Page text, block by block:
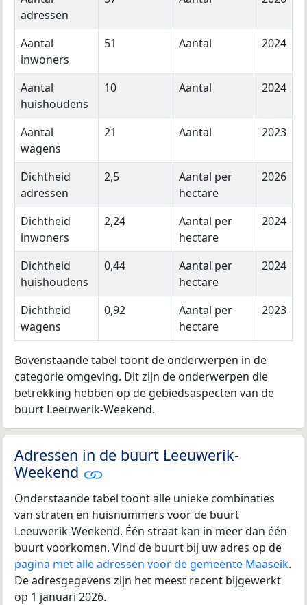
adressen
Aantal
inwoners
51 Aantal 2024
Aantal
huishoudens
10 Aantal 2024
Aantal
wagens
21 Aantal 2023
Dichtheid
adressen
2,5
Aantal per
hectare
2026
Dichtheid
inwoners
2,24
Aantal per
hectare
2024
Dichtheid
huishoudens
0,44
Aantal per
hectare
2024
Dichtheid
wagens
0,92
Aantal per
hectare
2023
Bovenstaande tabel toont de onderwerpen in de
categorie omgeving. Dit zijn de onderwerpen die
betrekking hebben op de gebiedsaspecten van de
buurt Leeuwerik-Weekend.
Adressen in de buurt Leeuwerik-
Weekend
Onderstaande tabel toont alle unieke combinaties
van straten en huisnummers voor de buurt
Leeuwerik-Weekend. Één straat kan in meer dan één
buurt voorkomen. Vind de buurt bij uw adres op de
pagina met alle adressen voor de gemeente Maaseik.
De adresgegevens zijn het meest recent bijgewerkt
op 1 januari 2026.